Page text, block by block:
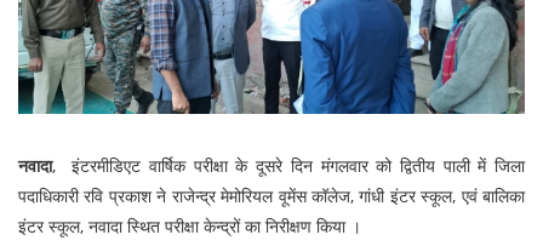
नवादा, इंटरमीडिएट वार्षिक परीक्षा के दूसरे दिन मंगलवार को द्वितीय पाली में जिला
पदाधिकारी रवि प्रकाश ने राजेन्द्र मेमोरियल वूमेंस कॉलेज, गांधी इंटर स्कूल, एवं बालिका
इंटर स्कूल, नवादा स्थित परीक्षा केन्द्रों का निरीक्षण किया ।